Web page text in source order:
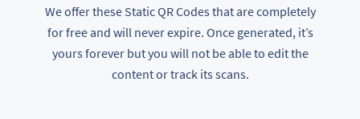
We offer these Static QR Codes that are completely
for free and will never expire. Once generated, it’s
yours forever but you will not be able to edit the
content or track its scans.